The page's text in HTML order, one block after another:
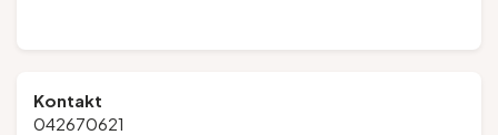
Kontakt
042670621